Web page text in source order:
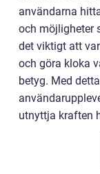
användarna
och möjligheter
det viktigt att
och göra kloka
betyg. Med
utnyttja kraften